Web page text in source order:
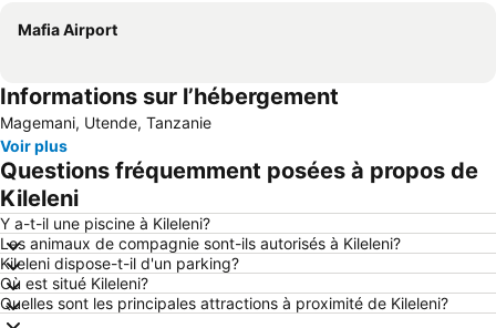
Mafia Airport
Informations sur l’hébergement
Magemani, Utende, Tanzanie
Voir plus
Questions fréquemment posées à propos de
Kileleni
Y a-t-il une piscine à Kileleni?
Les animaux de compagnie sont-ils autorisés à Kileleni?
Kileleni dispose-t-il d'un parking?
Où est situé Kileleni?
Quelles sont les principales attractions à proximité de Kileleni?